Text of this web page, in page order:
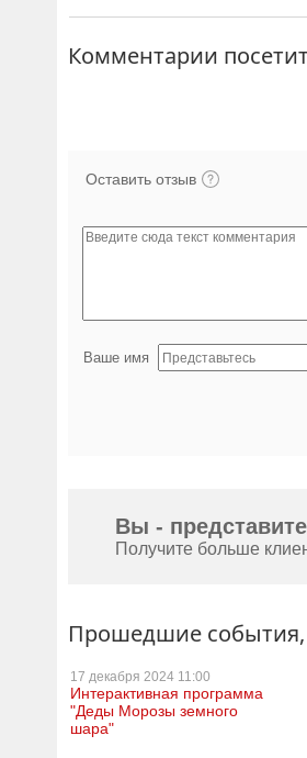
Комментарии
Оставить отзыв
Ваше имя
Вы -
Получите больше
Прошедшие события,
17 декабря 2024 11:00
Интерактивная программа
"Деды Морозы земного
шара"